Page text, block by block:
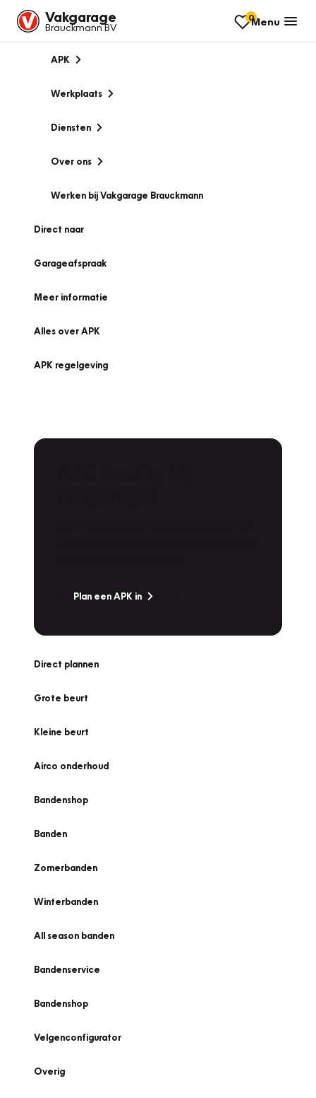
Vakgarage
Brauckmann BV
0Menu
APK
Werkplaats
Diensten
Over ons
Werken bij Vakgarage Brauckmann
Direct naar
Garageafspraak
Meer informatie
Alles over APK
APK regelgeving
Plan een APK in
Direct plannen
Grote beurt
Kleine beurt
Airco onderhoud
Bandenshop
Banden
Zomerbanden
Winterbanden
All season banden
Bandenservice
Bandenshop
Velgenconfigurator
Overig